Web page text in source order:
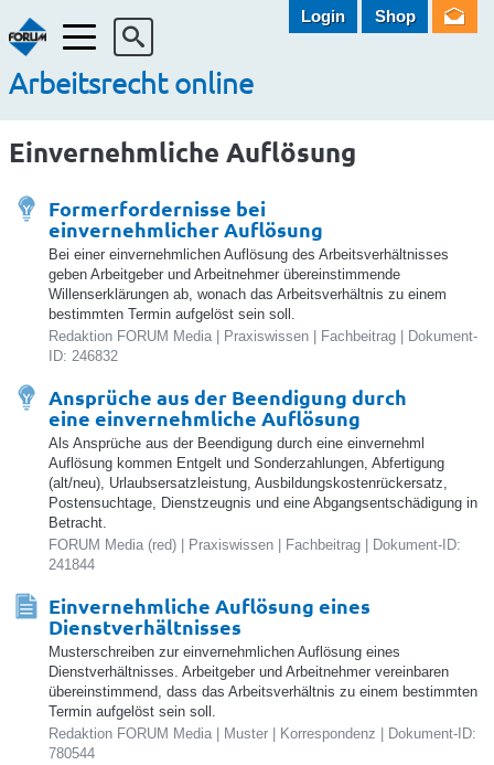
Menü
Arbeitsrecht online
Login Shop
Einvernehmliche Auflösung
Formerfordernisse bei
einvernehmlicher Auflösung
Bei einer einvernehmlichen Auflösung des Arbeitsverhältnisses
geben Arbeitgeber und Arbeitnehmer übereinstimmende
Willenserklärungen ab, wonach das Arbeitsverhältnis zu einem
bestimmten Termin aufgelöst sein soll.
Redaktion FORUM Media | Praxiswissen | Fachbeitrag | Dokument-
ID: 246832
Ansprüche aus der Beendigung durch
eine einvernehmliche Auflösung
Als Ansprüche aus der Beendigung durch eine einvernehml
Auflösung kommen Entgelt und Sonderzahlungen, Abfertigung
(alt/neu), Urlaubsersatzleistung, Ausbildungskostenrückersatz,
Postensuchtage, Dienstzeugnis und eine Abgangsentschädigung in
Betracht.
FORUM Media (red) | Praxiswissen | Fachbeitrag | Dokument-ID:
241844
Einvernehmliche Auflösung eines
Dienstverhältnisses
Musterschreiben zur einvernehmlichen Auflösung eines
Dienstverhältnisses. Arbeitgeber und Arbeitnehmer vereinbaren
übereinstimmend, dass das Arbeitsverhältnis zu einem bestimmten
Termin aufgelöst sein soll.
Redaktion FORUM Media | Muster | Korrespondenz | Dokument-ID:
780544